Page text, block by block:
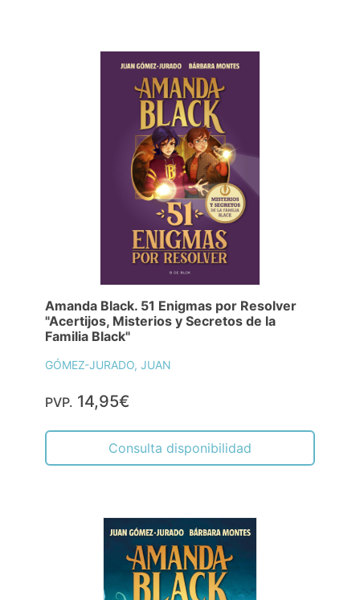
Amanda Black. 51 Enigmas por Resolver
"Acertijos, Misterios y Secretos de la
Familia Black"
GÓMEZ-JURADO, JUAN
PVP. 14,95€
Consulta disponibilidad